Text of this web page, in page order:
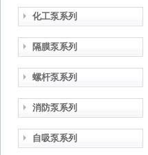
化工泵系列
隔膜泵系列
螺杆泵系列
消防泵系列
自吸泵系列